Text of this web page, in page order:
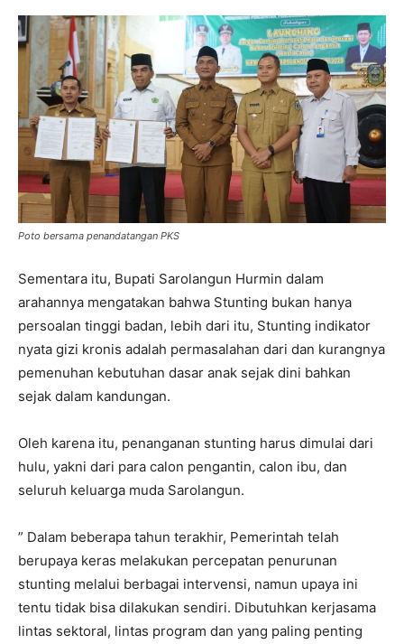
Poto bersama penandatangan PKS
Sementara itu, Bupati Sarolangun Hurmin dalam
arahannya mengatakan bahwa Stunting bukan hanya
persoalan tinggi badan, lebih dari itu, Stunting indikator
nyata gizi kronis adalah permasalahan dari dan kurangnya
pemenuhan kebutuhan dasar anak sejak dini bahkan
sejak dalam kandungan.
Oleh karena itu, penanganan stunting harus dimulai dari
hulu, yakni dari para calon pengantin, calon ibu, dan
seluruh keluarga muda Sarolangun.
” Dalam beberapa tahun terakhir, Pemerintah telah
berupaya keras melakukan percepatan penurunan
stunting melalui berbagai intervensi, namun upaya ini
tentu tidak bisa dilakukan sendiri. Dibutuhkan kerjasama
lintas sektoral, lintas program dan yang paling penting